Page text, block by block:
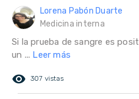
Lorena Pabón Duarte
Medicina interna
Si la prueba de sangre es
un ... Leer más
remove_red_eye 307 vistas